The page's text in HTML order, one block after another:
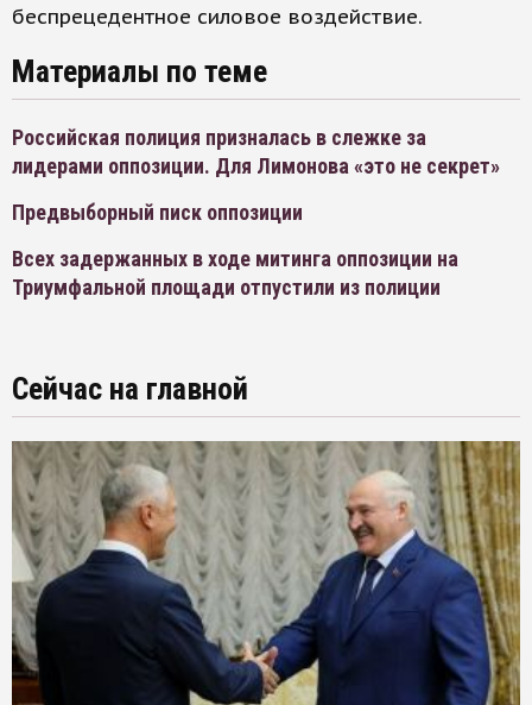
беспрецедентное силовое воздействие.
Материалы по теме
Российская полиция призналась в слежке за
лидерами оппозиции. Для Лимонова «это не секрет»
Предвыборный писк оппозиции
Всех задержанных в ходе митинга оппозиции на
Триумфальной площади отпустили из полиции
Сейчас на главной